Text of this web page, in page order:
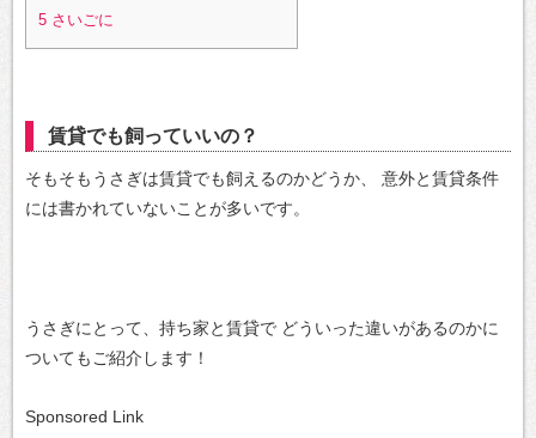
5 さいごに
賃貸でも飼っていいの？
そもそもうさぎは賃貸でも飼えるのかどうか、
意外と賃貸条件
には書かれていないことが多いです。
うさぎにとって、持ち家と賃貸で どういった違いがあるのかに
ついてもご紹介します！
Sponsored Link